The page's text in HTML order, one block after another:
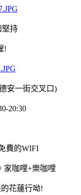
堅持
!
安一街交叉口)
20:30
費的WIFI
家咖哩+樂咖哩
花蓮行呦!